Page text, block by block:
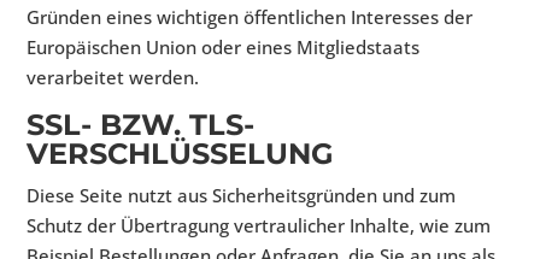
Gründen eines wichtigen öffentlichen Interesses der
Europäischen Union oder eines Mitgliedstaats
verarbeitet werden.
SSL- BZW. TLS-
VERSCHLÜSSELUNG
Diese Seite nutzt aus Sicherheitsgründen und zum
Schutz der Übertragung vertraulicher Inhalte, wie zum